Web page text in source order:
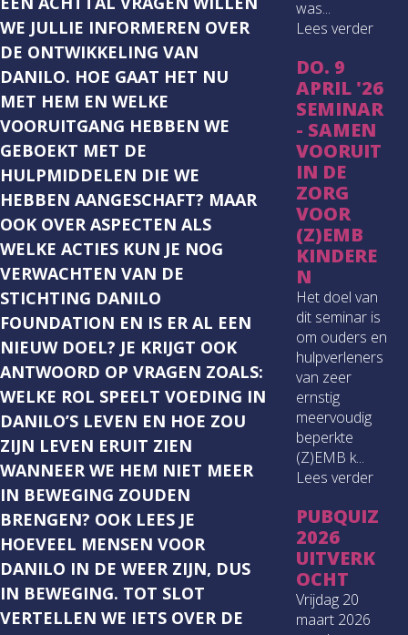
WE JULLIE INFORMEREN OVER
DE ONTWIKKELING VAN
DANILO. HOE GAAT HET NU
MET HEM EN WELKE
VOORUITGANG HEBBEN WE
GEBOEKT MET DE
HULPMIDDELEN DIE WE
HEBBEN AANGESCHAFT? MAAR
OOK OVER ASPECTEN ALS
WELKE ACTIES KUN JE NOG
VERWACHTEN VAN DE
STICHTING DANILO
FOUNDATION EN IS ER AL EEN
NIEUW DOEL? JE KRIJGT OOK
ANTWOORD OP VRAGEN ZOALS:
WELKE ROL SPEELT VOEDING IN
DANILO’S LEVEN EN HOE ZOU
ZIJN LEVEN ERUIT ZIEN
WANNEER WE HEM NIET MEER
IN BEWEGING ZOUDEN
BRENGEN? OOK LEES JE
HOEVEEL MENSEN VOOR
DANILO IN DE WEER ZIJN, DUS
IN BEWEGING. TOT SLOT
VERTELLEN WE IETS OVER DE
was...
Lees verder
DO. 9
APRIL '26
SEMINAR
- SAMEN
VOORUIT
IN DE
ZORG
VOOR
(Z)EMB
KINDERE
N
Het doel van
dit seminar is
om ouders en
hulpverleners
van zeer
ernstig
meervoudig
beperkte
(Z)EMB k...
Lees verder
PUBQUIZ
2026
UITVERK
OCHT
Vrijdag 20
maart 2026